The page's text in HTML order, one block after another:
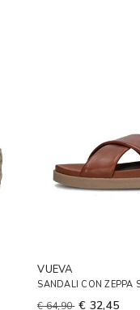
VUEVA
SANDALI CON
€ 64,90 € 32,45